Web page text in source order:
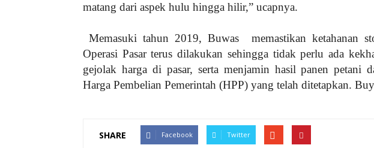
matang dari aspek hulu hingga hilir,” ucapnya.
Memasuki tahun 2019, Buwas
memastikan ketahanan
Operasi Pasar terus dilakukan sehingga tidak perlu ada
gejolak harga di pasar, serta menjamin hasil panen petani
Harga Pembelian Pemerintah (HPP) yang telah ditetapkan.
SHARE Facebook Twitter